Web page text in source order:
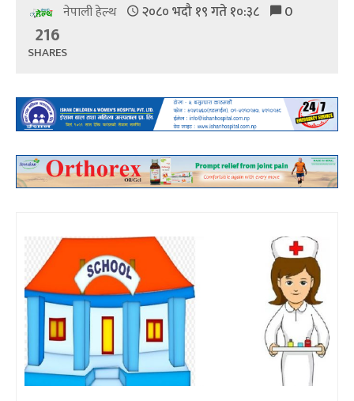
नेपाली हेल्थ २०८० भदौ १९ गते १०:३८ 0
216
SHARES